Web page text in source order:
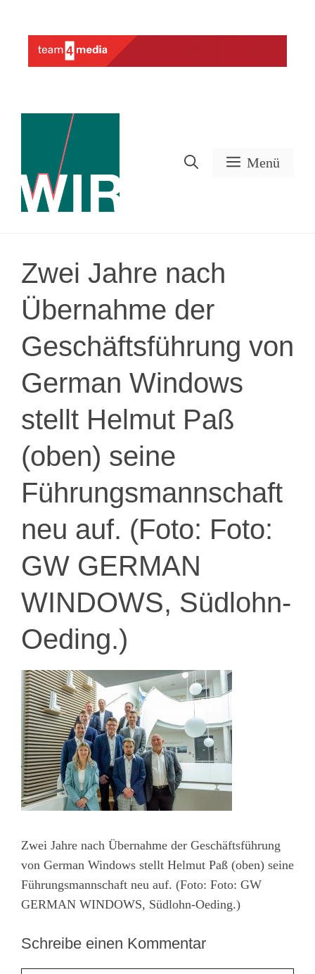
springen
Menü
Zwei Jahre nach
Übernahme der
Geschäftsführung von
German Windows
stellt Helmut Paß
(oben) seine
Führungsmannschaft
neu auf. (Foto: Foto:
GW GERMAN
WINDOWS, Südlohn-
Oeding.)
Zwei Jahre nach Übernahme der Geschäftsführung
von German Windows stellt Helmut Paß (oben) seine
Führungsmannschaft neu auf. (Foto: Foto: GW
GERMAN WINDOWS, Südlohn-Oeding.)
Schreibe einen Kommentar